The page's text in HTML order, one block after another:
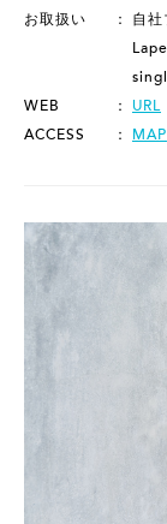
お取扱い
自社
WEB
URL
ACCESS
MAP